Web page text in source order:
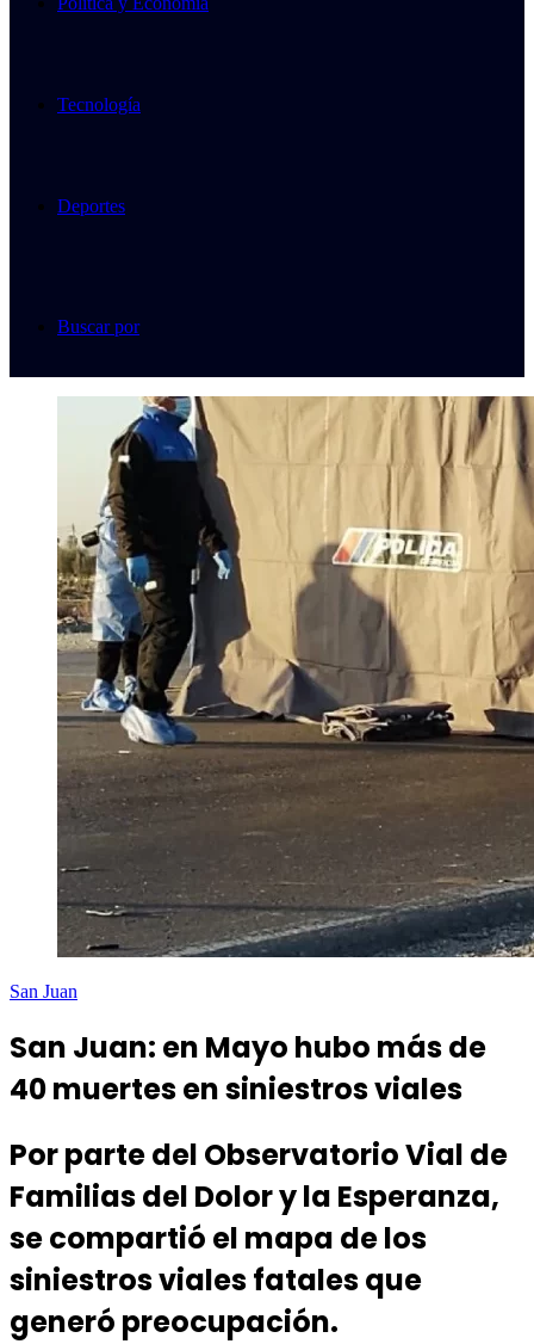
Tecnología
Deportes
Buscar por
San Juan
San Juan: en Mayo hubo más de
40 muertes en siniestros viales
Por parte del Observatorio Vial de
Familias del Dolor y la Esperanza,
se compartió el mapa de los
siniestros viales fatales que
generó preocupación.